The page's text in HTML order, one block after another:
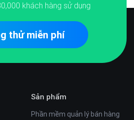
khách hàng sử dụng
thử miễn phí
Sản phẩm
Phần mềm quản lý bán hàng